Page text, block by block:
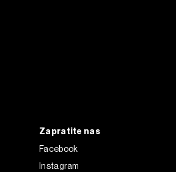
Zapratite nas
Facebook
Instagram